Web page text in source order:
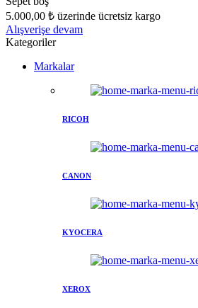
5.000,00 ₺ üzerinde ücretsiz kargo
Alışverişe devam
Kategoriler
Markalar
RICOH
CANON
KYOCERA
XEROX